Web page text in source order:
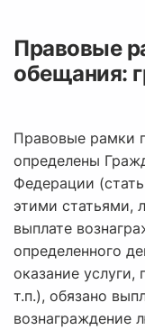
Правовые
обещания:
Правовые рамки
определены
Федерации
этими статьями,
выплате
определенного
оказание
т.п.), обязано
вознаграждение